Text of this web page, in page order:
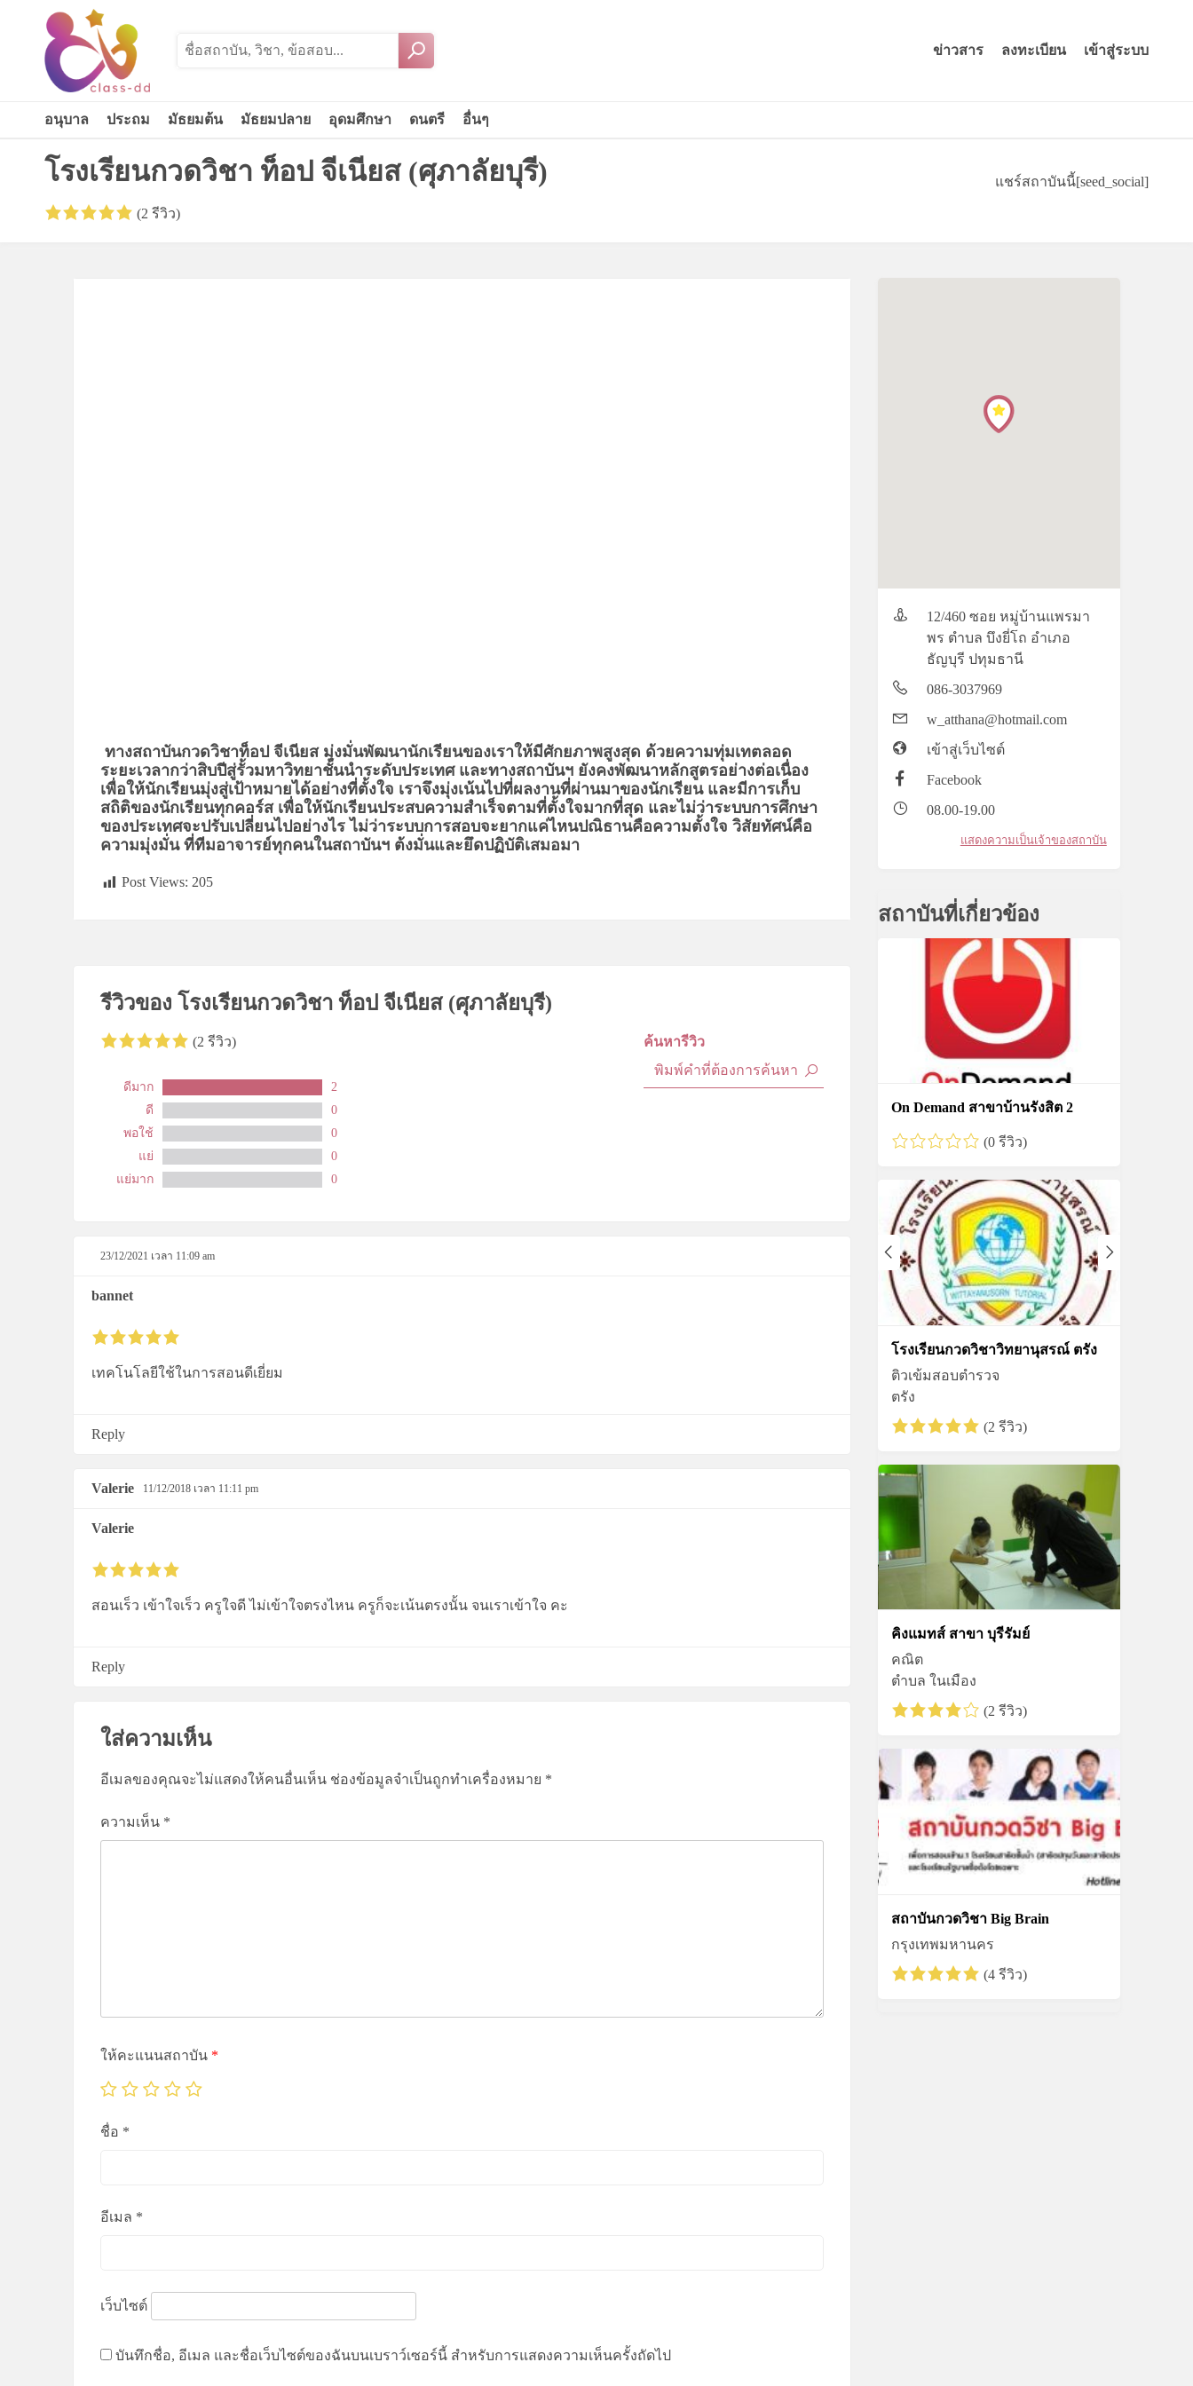
ข่าวสาร ลงทะเบียน เข้าสู่ระบบ
อนุบาล ประถม มัธยมต้น มัธยมปลาย อุดมศึกษา ดนตรี อื่นๆ
โรงเรียนกวดวิชา ท็อป จีเนียส (ศุภาลัยบุรี)
(2 รีวิว)
แชร์สถาบันนี้[seed_social]
ทางสถาบันกวดวิชาท็อป จีเนียส มุ่งมั่นพัฒนานักเรียนของเราให้มีศักยภาพสูงสุด ด้วยความทุ่มเทตลอด
ระยะเวลากว่าสิบปีสู่รั้วมหาวิทยาชั้นนำระดับประเทศ และทางสถาบันฯ ยังคงพัฒนาหลักสูตรอย่างต่อเนื่อง
เพื่อให้นักเรียนมุ่งสู่เป้าหมายได้อย่างที่ตั้งใจ เราจึงมุ่งเน้นไปที่ผลงานที่ผ่านมาของนักเรียน และมีการเก็บ
สถิติของนักเรียนทุกคอร์ส เพื่อให้นักเรียนประสบความสำเร็จตามที่ตั้งใจมากที่สุด และไม่ว่าระบบการศึกษา
ของประเทศจะปรับเปลี่ยนไปอย่างไร ไม่ว่าระบบการสอบจะยากแค่ไหนปณิธานคือความตั้งใจ วิสัยทัศน์คือ
ความมุ่งมั่น ที่ทีมอาจารย์ทุกคนในสถาบันฯ ต้งมั่นและยึดปฏิบัติเสมอมา
Post Views: 205
รีวิวของ โรงเรียนกวดวิชา ท็อป จีเนียส (ศุภาลัยบุรี)
(2 รีวิว)
ดีมาก
2
ดี
0
พอใช้
0
แย่
0
แย่มาก
0
ค้นหารีวิว
23/12/2021 เวลา 11:09 am
bannet
เทคโนโลยีใช้ในการสอนดีเยี่ยม
Reply
Valerie 11/12/2018 เวลา 11:11 pm
Valerie
สอนเร็ว เข้าใจเร็ว ครูใจดี ไม่เข้าใจตรงไหน ครูก็จะเน้นตรงนั้น จนเราเข้าใจ คะ
Reply
ใส่ความเห็น
อีเมลของคุณจะไม่แสดงให้คนอื่นเห็น ช่องข้อมูลจำเป็นถูกทำเครื่องหมาย *
ความเห็น *
ให้คะแนนสถาบัน *
ชื่อ *
อีเมล *
เว็บไซต์
บันทึกชื่อ, อีเมล และชื่อเว็บไซต์ของฉันบนเบราว์เซอร์นี้ สำหรับการแสดงความเห็นครั้งถัดไป
12/460 ซอย หมู่บ้านแพรมา
พร ตำบล บึงยี่โถ อำเภอ
ธัญบุรี ปทุมธานี
086-3037969
w_atthana@hotmail.com
เข้าสู่เว็บไซต์
Facebook
08.00-19.00
แสดงความเป็นเจ้าของสถาบัน
สถาบันที่เกี่ยวข้อง
On Demand สาขาบ้านรังสิต 2
(0 รีวิว)
โรงเรียนกวดวิชาวิทยานุสรณ์ ตรัง
ติวเข้มสอบตำรวจ
ตรัง
(2 รีวิว)
คิงแมทส์ สาขา บุรีรัมย์
คณิต
ตำบล ในเมือง
(2 รีวิว)
สถาบันกวดวิชา Big Brain
กรุงเทพมหานคร
(4 รีวิว)